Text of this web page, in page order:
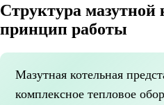
Структура мазутной
принцип работы
Мазутная котельная
комплексное тепловое